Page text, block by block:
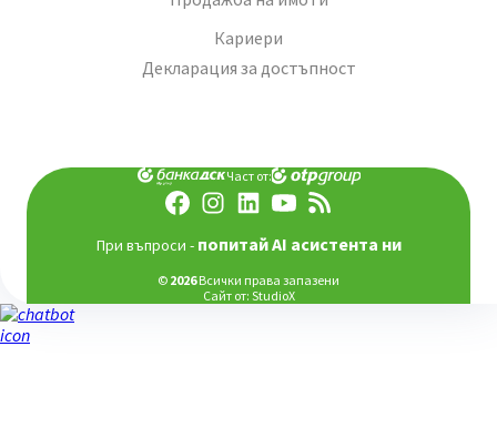
Кариери
Декларация за достъпност
Част от:
При въпроси - попитай AI асистента ни
© 2026Всички права запазени
Сайт от: StudioX